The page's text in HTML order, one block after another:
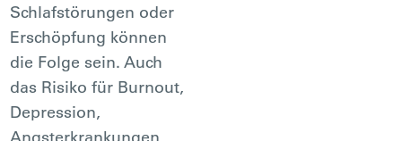
Schlafstörungen oder
Erschöpfung können
die Folge sein. Auch
das Risiko für Burnout,
Depression,
Angsterkrankungen